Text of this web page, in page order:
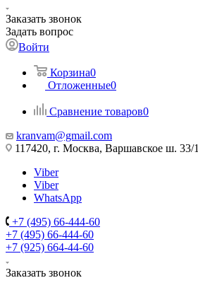
Заказать звонок
Задать вопрос
Войти
Корзина0
Отложенные0
Сравнение товаров0
kranvam@gmail.com
117420, г. Москва, Варшавское ш. 33/
Viber
Viber
WhatsApp
+7 (495) 66-444-60
+7 (495) 66-444-60
+7 (925) 664-44-60
Заказать звонок